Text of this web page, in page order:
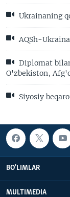
Ukrainaning
AQSh-
Diplomat
O'zbekiston,
Siyosiy
BO'LIMLAR
MULTIMEDIA